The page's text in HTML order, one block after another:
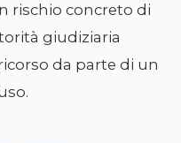
rischio concreto di
giudiziaria
da parte di un